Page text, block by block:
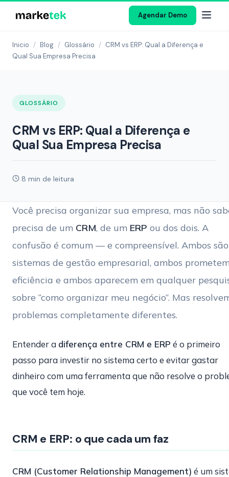
Agendar Demo
Inicio / Blog / Glossário / CRM vs ERP: Qual a Diferença e
Qual Sua Empresa Precisa
GLOSSÁRIO
CRM vs ERP: Qual a Diferença e
Qual Sua Empresa Precisa
8 min de leitura
Você precisa organizar sua empresa, mas não
precisa de um CRM, de um ERP ou dos dois. A
confusão é comum — e compreensível. Ambos são
sistemas de gestão empresarial, ambos
eficiência e ambos aparecem em qualquer
sobre “como organizar meu negócio”. Mas
problemas completamente diferentes.
Entender a diferença entre CRM e ERP é o primeiro
passo para investir no sistema certo e evitar gastar
dinheiro com uma ferramenta que não resolve o
que você tem hoje.
CRM e ERP: o que cada um faz
CRM (Customer Relationship Management) é um